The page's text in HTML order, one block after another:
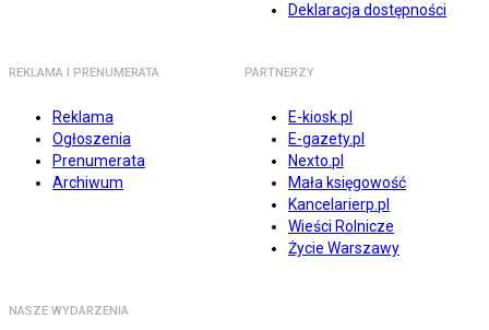
Deklaracja dostępności
REKLAMA I PRENUMERATA
Reklama
Ogłoszenia
Prenumerata
Archiwum
PARTNERZY
E-kiosk.pl
E-gazety.pl
Nexto.pl
Mała księgowość
Kancelarierp.pl
Wieści Rolnicze
Życie Warszawy
NASZE WYDARZENIA